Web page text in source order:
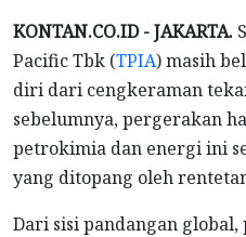
KONTAN.CO.ID - JAKARTA.
Pacific Tbk (TPIA) masih
diri dari cengkeraman
sebelumnya, pergerakan
petrokimia dan energi ini
yang ditopang oleh
Dari sisi pandangan